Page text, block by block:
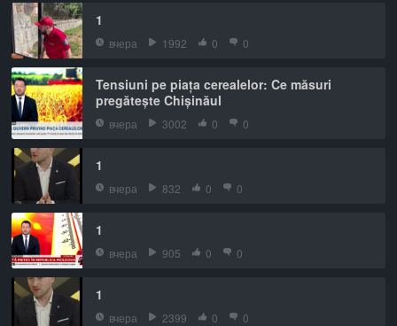
1
вчера 1992 0 0
Tensiuni pe piața cerealelor: Ce măsuri
pregătește Chișinăul
вчера 3002 0 0
1
вчера 832 0 0
1
вчера 905 0 0
1
вчера 2399 0 0